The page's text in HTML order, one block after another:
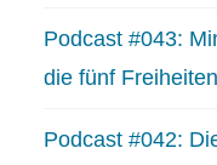
Podcast #043:
die fünf
Podcast #042: